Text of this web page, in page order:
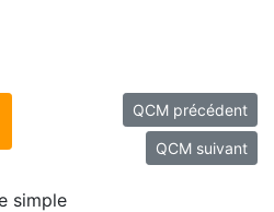
QCM précédent
QCM suivant
simple